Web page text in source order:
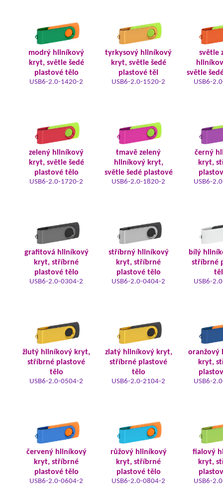
modrý hliníkový
kryt, světle šedé
plastové tělo
USB6-2.0-1420-2
tyrkysový hliníkový
kryt, světle šedé
plastové těl
USB6-2.0-1520-2
světle
světle
USB6-
zelený hliníkový
kryt, světle šedé
plastové tělo
USB6-2.0-1720-2
tmavě zelený
hliníkový kryt,
světle šedé plastové
USB6-2.0-1820-2
černý
kryt,
USB6-
grafitová hliníkový
kryt, stříbrné
plastové tělo
USB6-2.0-0304-2
stříbrný hliníkový
kryt, stříbrné
plastové tělo
USB6-2.0-0404-2
bílý
stříbrné
USB6-
žlutý hliníkový kryt,
stříbrné plastové
tělo
USB6-2.0-0504-2
zlatý hliníkový kryt,
stříbrné plastové
tělo
USB6-2.0-2104-2
oranžový
kryt,
USB6-
červený hliníkový
kryt, stříbrné
plastové tělo
USB6-2.0-0604-2
růžový hliníkový
kryt, stříbrné
plastové tělo
USB6-2.0-0804-2
fialový
kryt,
USB6-